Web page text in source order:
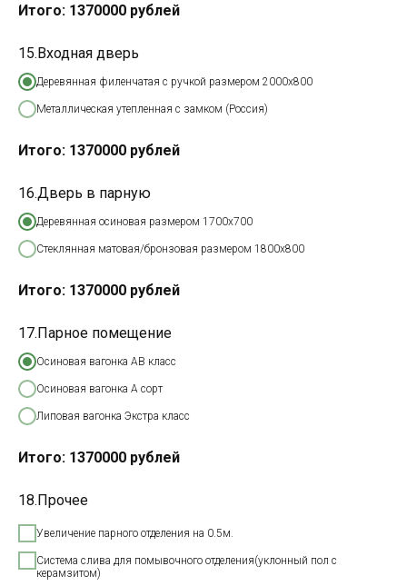
Итого: 1370000 рублей
15.Входная дверь
Деревянная филенчатая с ручкой размером 2000х800
Металлическая утепленная с замком (Россия)
Итого: 1370000 рублей
16.Дверь в парную
Деревянная осиновая размером 1700х700
Стеклянная матовая/бронзовая размером 1800х800
Итого: 1370000 рублей
17.Парное помещение
Осиновая вагонка АВ класс
Осиновая вагонка А сорт
Липовая вагонка Экстра класс
Итого: 1370000 рублей
18.Прочее
Увеличение парного отделения на 0.5м.
Система слива для помывочного отделения(уклонный пол с
керамзитом)